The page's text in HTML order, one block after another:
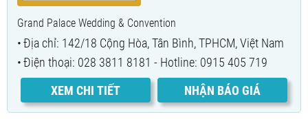
Grand Palace Wedding & Convention
Địa chỉ: 142/18 Cộng Hòa, Tân Bình, TPHCM, Việt Nam
Điện thoại: 028 3811 8181 - Hotline: 0915 405 719
XEM CHI TIẾT
NHẬN BÁO GIÁ